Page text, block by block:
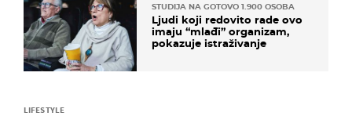
STUDIJA NA GOTOVO 1.900 OSOBA
Ljudi koji redovito rade ovo
imaju “mlađi” organizam,
pokazuje istraživanje
LIFESTYLE